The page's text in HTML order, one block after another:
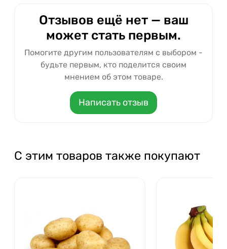
Отзывов ещё нет — ваш
может стать первым.
Помогите другим пользователям с выбором -
будьте первым, кто поделится своим
мнением об этом товаре.
Написать отзыв
С этим товаров также покупают